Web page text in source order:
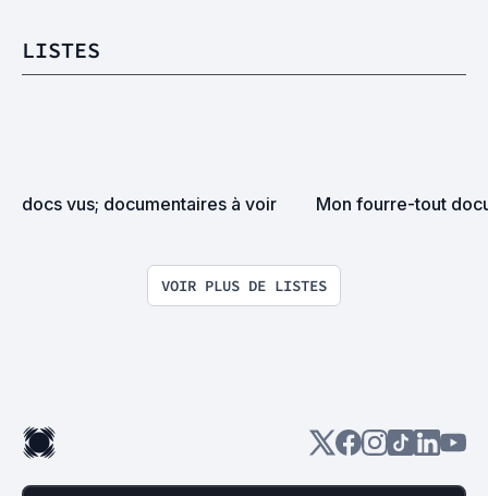
LISTES
docs vus; documentaires à voir Mon fourre-tout
VOIR PLUS DE LISTES